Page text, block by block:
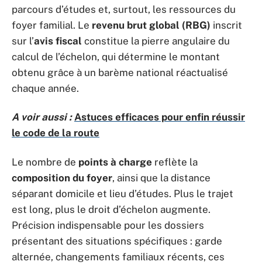
parcours d’études et, surtout, les ressources du
foyer familial. Le revenu brut global (RBG) inscrit
sur l’avis fiscal constitue la pierre angulaire du
calcul de l’échelon, qui détermine le montant
obtenu grâce à un barème national réactualisé
chaque année.
A voir aussi : Astuces efficaces pour enfin réussir
le code de la route
Le nombre de points à charge reflète la
composition du foyer, ainsi que la distance
séparant domicile et lieu d’études. Plus le trajet
est long, plus le droit d’échelon augmente.
Précision indispensable pour les dossiers
présentant des situations spécifiques : garde
alternée, changements familiaux récents, ces